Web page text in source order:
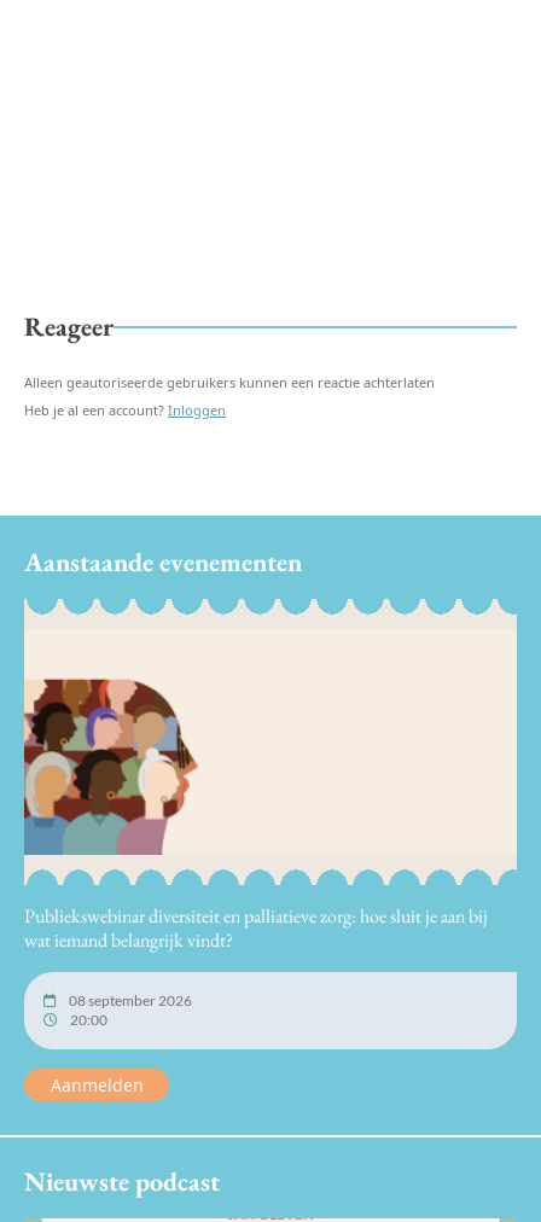
Reageer
Alleen geautoriseerde gebruikers kunnen een reactie achterlaten
Heb je al een account? Inloggen
Aanstaande evenementen
Publiekswebinar diversiteit en palliatieve zorg: hoe sluit je aan bij
wat iemand belangrijk vindt?
08 september 2026
20:00
Aanmelden
Nieuwste podcast